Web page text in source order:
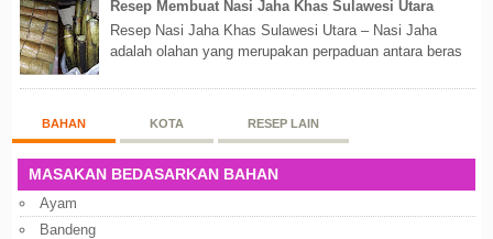
Resep Membuat Nasi Jaha Khas Sulawesi Utara
Resep Nasi Jaha Khas Sulawesi Utara – Nasi Jaha
adalah olahan yang merupakan perpaduan antara beras
BAHAN KOTA RESEP LAIN
MASAKAN BEDASARKAN BAHAN
Ayam
Bandeng